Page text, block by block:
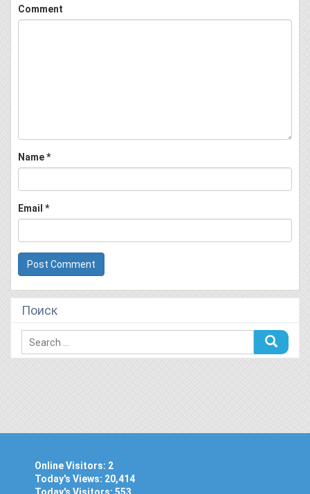
Comment
Name*
Email *
Поиск
Online Visitors: 2
Today's Views: 20,414